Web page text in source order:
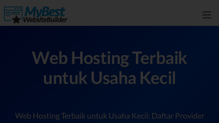
Web Hosting Terbaik
untuk Usaha Kecil
Web Hosting Terbaik untuk Usaha Kecil: Daftar Provider